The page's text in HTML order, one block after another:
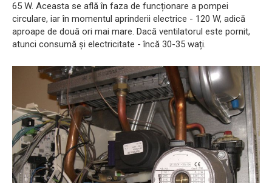
65 W. Aceasta se află în faza de funcționare a pompei
circulare, iar în momentul aprinderii electrice - 120 W, adică
aproape de două ori mai mare. Dacă ventilatorul este pornit,
atunci consumă și electricitate - încă 30-35 wați.